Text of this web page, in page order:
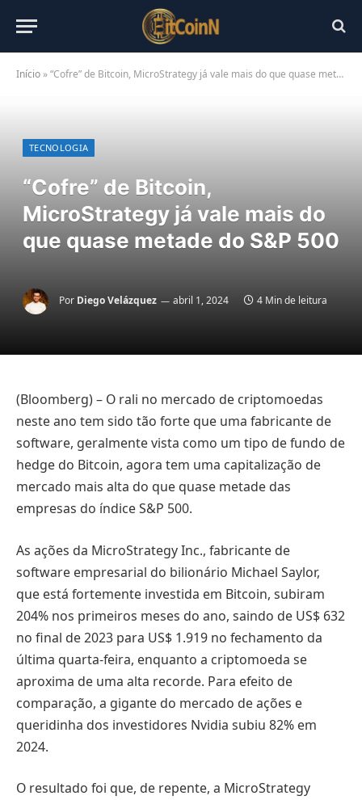
Início »“Cofre” de Bitcoin, MicroStrategy já vale mais do que quase metade do S&P 500
TECNOLOGIA
“Cofre” de Bitcoin,
MicroStrategy já vale mais do
que quase metade do S&P 500
Por Diego Velázquez abril 1, 2024 4 Min de leitura
(Bloomberg) – O rali no mercado de criptomoedas
neste ano tem sido tão forte que uma fabricante de
software, geralmente vista como um tipo de fundo de
hedge do Bitcoin, agora tem uma capitalização de
mercado mais alta do que quase metade das
empresas do índice S&P 500.
As ações da MicroStrategy Inc., fabricante de
software empresarial do bilionário Michael Saylor,
que está fortemente investida em Bitcoin, subiram
204% nos primeiros meses do ano, saindo de US$ 632
no final de 2023 para US$ 1.919 no fechamento da
última quarta-feira, enquanto a criptomoeda se
aproxima de uma alta recorde. Para efeito de
comparação, a gigante do mercado de ações e
queridinha dos investidores Nvidia subiu 82% em
2024.
O resultado foi que, de repente, a MicroStrategy